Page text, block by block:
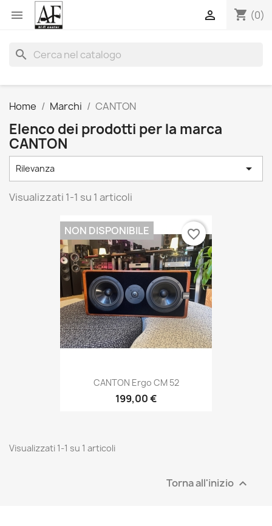
 shopping_cart (0)

search
Home Marchi CANTON
Elenco dei prodotti per la marca
CANTON
Rilevanza 
Visualizzati 1-1 su 1 articoli
CANTON Ergo CM 52
199,00 €
NON DISPONIBILE favorite_border
Visualizzati 1-1 su 1 articoli
Torna all'inizio 